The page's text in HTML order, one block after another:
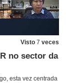
Visto 7 veces
no sector da
esta vez centrada